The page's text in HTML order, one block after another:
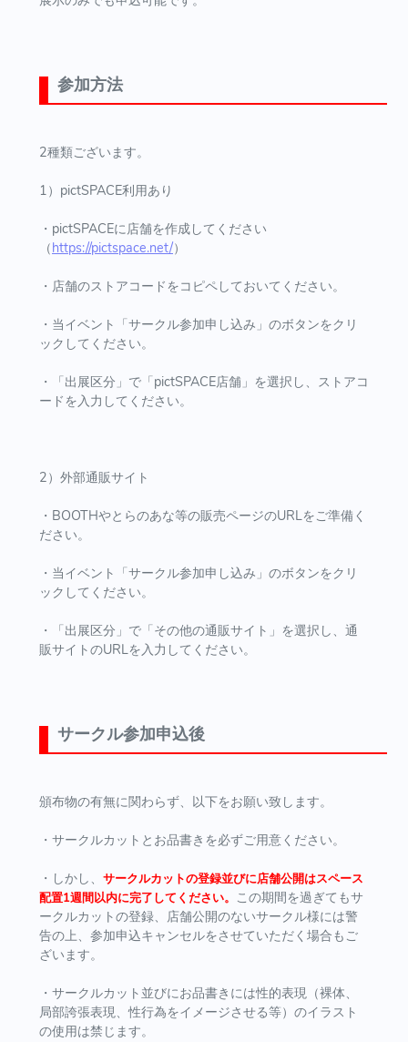
参加方法
2種類ございます。
1）pictSPACE利用あり
・pictSPACEに店舗を作成してください
（https://pictspace.net/）
・店舗のストアコードをコピペしておいてください。
・当イベント「サークル参加申し込み」のボタンをクリ
ックしてください。
・「出展区分」で「pictSPACE店舗」を選択し、ストアコ
ードを入力してください。
2）外部通販サイト
・BOOTHやとらのあな等の販売ページのURLをご準備く
ださい。
・当イベント「サークル参加申し込み」のボタンをクリ
ックしてください。
・「出展区分」で「その他の通販サイト」を選択し、通
販サイトのURLを入力してください。
サークル参加申込後
頒布物の有無に関わらず、以下をお願い致します。
・サークルカットとお品書きを必ずご用意ください。
・しかし、 サークルカットの登録並びに店舗公開はスペース
配置1週間以内に完了してください。 この期間を過ぎてもサ
ークルカットの登録、店舗公開のないサークル様には警
告の上、参加申込キャンセルをさせていただく場合もご
ざいます。
・サークルカット並びにお品書きには性的表現（裸体、
局部誇張表現、性行為をイメージさせる等）のイラスト
の使用は禁じます。